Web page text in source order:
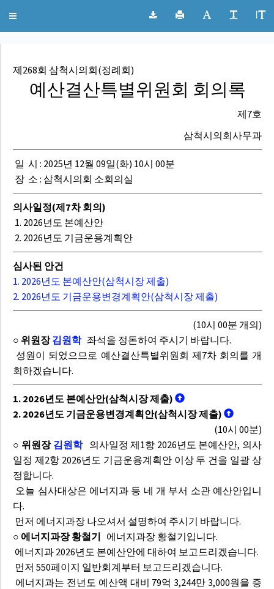
삼척시의회 회의록
Toggle
제268회 삼척시의회(정례회)
예산결산특별위원회 회의록
제7호
삼척시의회사무과
일 시 : 2025년 12월 09일(화) 10시 00분
장 소 : 삼척시의회 소회의실
의사일정(제7차 회의)
1. 2026년도 본예산안
2. 2026년도 기금운용계획안
심사된 안건
1. 2026년도 본예산안(삼척시장 제출)
2. 2026년도 기금운용변경계획안(삼척시장 제출)
(10시 00분 개의)
○ 위원장김원학좌석을 정돈하여 주시기 바랍니다.
성원이 되었으므로 예산결산특별위원회 제7차 회의를 개
회하겠습니다.
1. 2026년도 본예산안(삼척시장 제출)
2. 2026년도 기금운용변경계획안(삼척시장 제출)
(10시 00분)
○ 위원장 김원학의사일정 제1항 2026년도 본예산안, 의사
일정 제2항 2026년도 기금운용계획안 이상 두 건을 일괄 상
정합니다.
오늘 심사대상은 에너지과 등 네 개 부서 소관 예산안입니
다.
먼저 에너지과장 나오셔서 설명하여 주시기 바랍니다.
○ 에너지과장 황철기 에너지과장 황철기입니다.
에너지과 2026년도 본예산안에 대하여 보고드리겠습니다.
먼저 550페이지 일반회계부터 보고드리겠습니다.
에너지과는 전년도 예산액 대비 79억 3,244만 3,000원을 증